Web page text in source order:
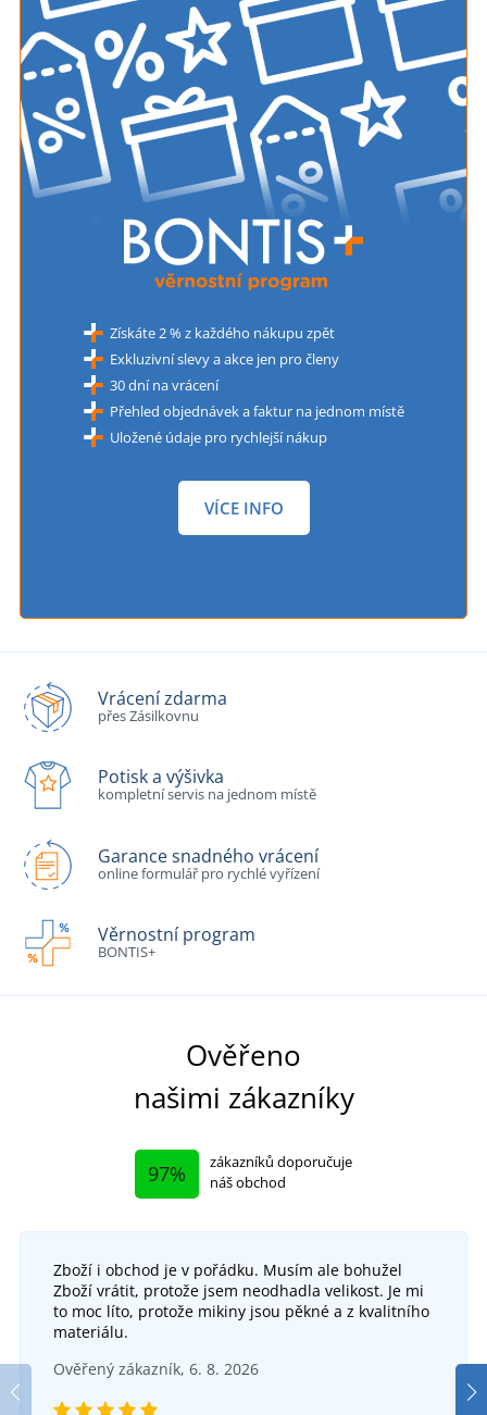
Získáte 2 % z každého nákupu zpět
Exkluzivní slevy a akce jen pro členy
30 dní na vrácení
Přehled objednávek a faktur na jednom místě
Uložené údaje pro rychlejší nákup
VÍCE INFO
Vrácení zdarma
přes Zásilkovnu
Potisk a výšivka
kompletní servis na jednom místě
Garance snadného vrácení
online formulář pro rychlé vyřízení
Věrnostní program
BONTIS+
Ověřeno
našimi zákazníky
97%
zákazníků doporučuje
náš obchod
Zboží i obchod je v pořádku. Musím ale bohužel
Zboží vrátit, protože jsem neodhadla velikost. Je mi
to moc líto, protože mikiny jsou pěkné a z kvalitního
materiálu.
Ověřený zákazník, 6. 8. 2026